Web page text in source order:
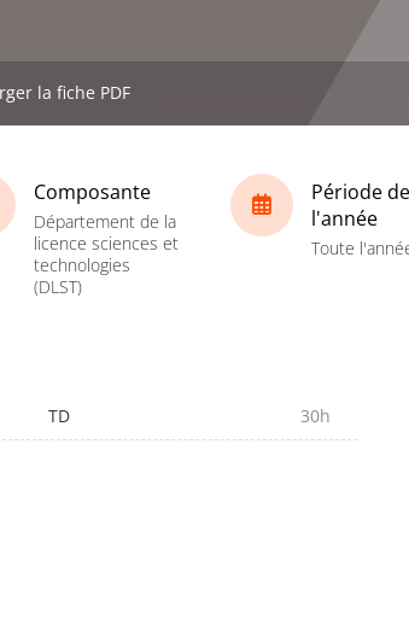
la fiche PDF
Composante
Département de la
licence sciences et
technologies
(DLST)
Période de
l'année
Toute
TD 30h